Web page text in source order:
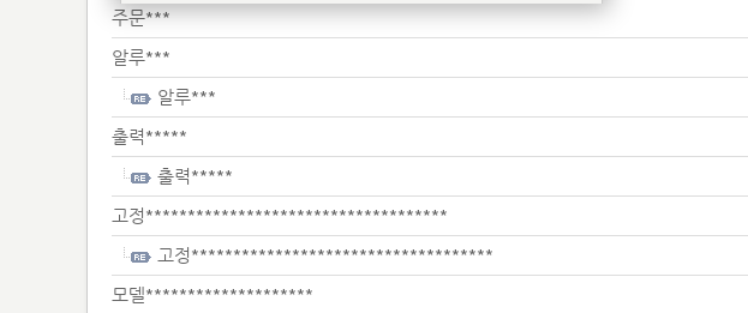
주문***
알루***
알루***
출력*****
출력*****
고정************************************
고정************************************
모델********************